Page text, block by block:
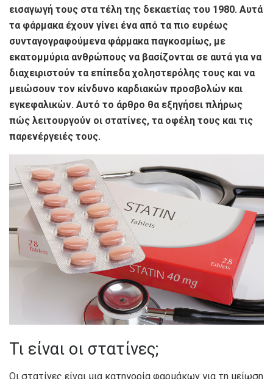
εισαγωγή τους στα τέλη της δεκαετίας του 1980. Αυτά
τα φάρμακα έχουν γίνει ένα από τα πιο ευρέως
συνταγογραφούμενα φάρμακα παγκοσμίως, με
εκατομμύρια ανθρώπους να βασίζονται σε αυτά για να
διαχειριστούν τα επίπεδα χοληστερόλης τους και να
μειώσουν τον κίνδυνο καρδιακών προσβολών και
εγκεφαλικών. Αυτό το άρθρο θα εξηγήσει πλήρως
πώς λειτουργούν οι στατίνες, τα οφέλη τους και τις
παρενέργειές τους.
Τι είναι οι στατίνες;
Οι στατίνες είναι μια κατηγορία φαρμάκων για τη μείωση